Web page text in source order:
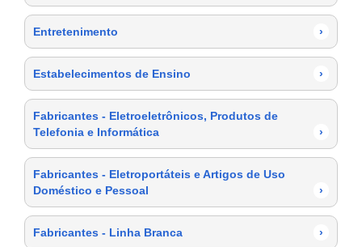
Entretenimento ›
Estabelecimentos de Ensino ›
Fabricantes - Eletroeletrônicos, Produtos de
Telefonia e Informática
›
Fabricantes - Eletroportáteis e Artigos de Uso
Doméstico e Pessoal
›
Fabricantes - Linha Branca ›